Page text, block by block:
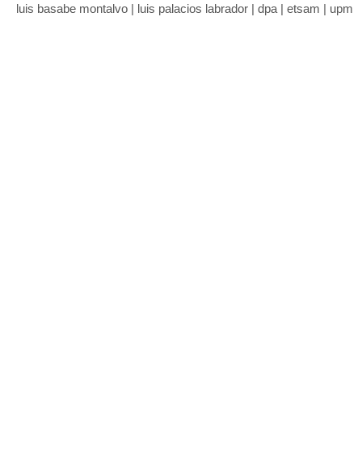
luis basabe montalvo | luis palacios labrador | dpa | etsam | upm